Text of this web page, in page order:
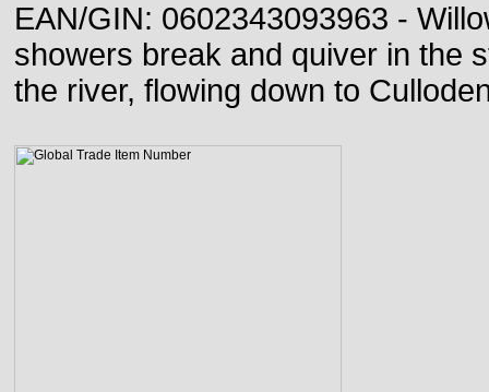
EAN/GIN: 0602343093963 -
showers break and quiver in the
the river, flowing down to